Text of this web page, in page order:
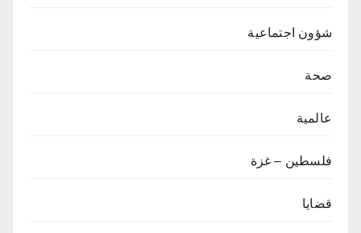
شؤون اجتماعية
صحة
عالمية
فلسطين – غزة
قضايا